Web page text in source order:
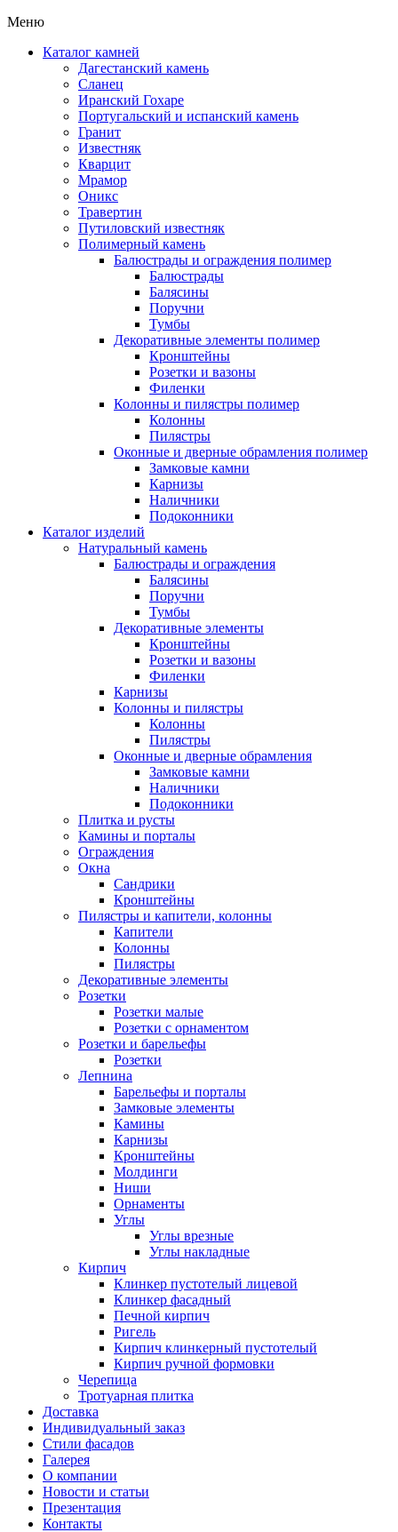
Меню
Каталог камней
Дагестанский камень
Сланец
Иранский Гохаре
Португальский и испанский камень
Гранит
Известняк
Кварцит
Мрамор
Оникс
Травертин
Путиловский известняк
Полимерный камень
Балюстрады и ограждения полимер
Балюстрады
Балясины
Поручни
Тумбы
Декоративные элементы полимер
Кронштейны
Розетки и вазоны
Филенки
Колонны и пилястры полимер
Колонны
Пилястры
Оконные и дверные обрамления полимер
Замковые камни
Карнизы
Наличники
Подоконники
Каталог изделий
Натуральный камень
Балюстрады и ограждения
Балясины
Поручни
Тумбы
Декоративные элементы
Кронштейны
Розетки и вазоны
Филенки
Карнизы
Колонны и пилястры
Колонны
Пилястры
Оконные и дверные обрамления
Замковые камни
Наличники
Подоконники
Плитка и русты
Камины и порталы
Ограждения
Окна
Сандрики
Кронштейны
Пилястры и капители, колонны
Капители
Колонны
Пилястры
Декоративные элементы
Розетки
Розетки малые
Розетки с орнаментом
Розетки и барельефы
Розетки
Лепнина
Барельефы и порталы
Замковые элементы
Камины
Карнизы
Кронштейны
Молдинги
Ниши
Орнаменты
Углы
Углы врезные
Углы накладные
Кирпич
Клинкер пустотелый лицевой
Клинкер фасадный
Печной кирпич
Ригель
Кирпич клинкерный пустотелый
Кирпич ручной формовки
Черепица
Тротуарная плитка
Доставка
Индивидуальный заказ
Стили фасадов
Галерея
О компании
Новости и статьи
Презентация
Контакты